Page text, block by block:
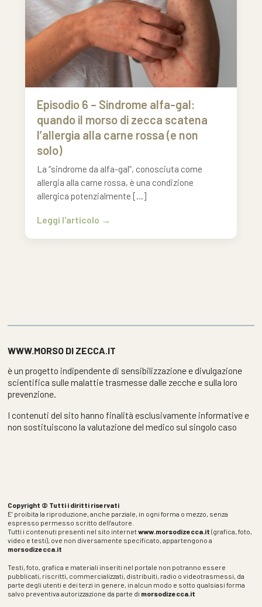
Episodio 6 – Sindrome alfa-gal:
quando il morso di zecca scatena
l’allergia alla carne rossa (e non
solo)
La “sindrome da alfa-gal”, conosciuta come
allergia alla carne rossa, è una condizione
allergica potenzialmente […]
Leggi l'articolo
WWW.MORSO DI ZECCA.IT
è un progetto indipendente di sensibilizzazione e divulgazione
scientifica sulle malattie trasmesse dalle zecche e sulla loro
prevenzione.
I contenuti del sito hanno finalità esclusivamente informative e
non sostituiscono la valutazione del medico sul singolo caso
Copyright © Tutti i diritti riservati
E’ proibita la riproduzione, anche parziale, in ogni forma o mezzo, senza
espresso permesso scritto dell’autore.
Tutti i contenuti presenti nel sito internetwww.morsodizecca.it (grafica, foto,
video e testi), ove non diversamente specificato, appartengono a
morsodizecca.it
Testi, foto, grafica e materiali inseriti nel portale non potranno essere
pubblicati, riscritti, commercializzati, distribuiti, radio o videotrasmessi, da
parte degli utenti e dei terzi in genere, in alcun modo e sotto qualsiasi forma
salvo preventiva autorizzazione da parte di morsodizecca.it